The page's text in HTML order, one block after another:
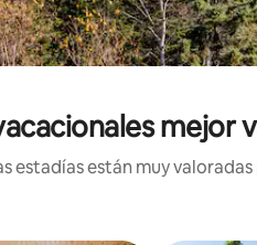
mejor
estadías están muy